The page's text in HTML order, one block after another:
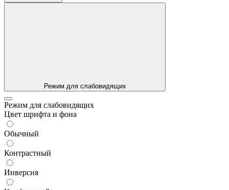
Режим для слабовидящих
Режим для слабовидящих
Цвет шрифта и фона
Обычный
Контрастный
Инверсия